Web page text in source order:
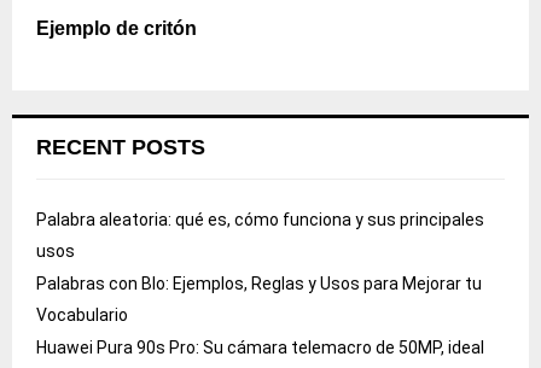
Ejemplo de critón
RECENT POSTS
Palabra aleatoria: qué es, cómo funciona y sus principales
usos
Palabras con Blo: Ejemplos, Reglas y Usos para Mejorar tu
Vocabulario
Huawei Pura 90s Pro: Su cámara telemacro de 50MP, ideal